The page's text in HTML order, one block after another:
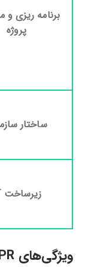
برنامه ریزی و
پروژه
ساختار
زیرساخت
ویژگی‌های BPR چیست؟